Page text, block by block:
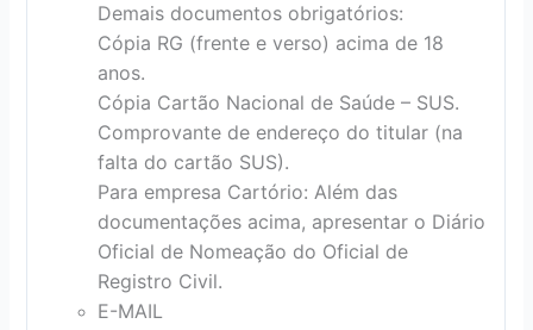
Demais documentos obrigatórios:
Cópia RG (frente e verso) acima de 18
anos.
Cópia Cartão Nacional de Saúde – SUS.
Comprovante de endereço do titular (na
falta do cartão SUS).
Para empresa Cartório: Além das
documentações acima, apresentar o Diário
Oficial de Nomeação do Oficial de
Registro Civil.
E-MAIL